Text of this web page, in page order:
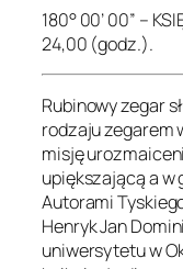
180° 00’ 00” –
24,00 (godz.).
Rubinowy zegar
rodzaju zegarem
misję
upiększającą a w
Autorami
Henryk Jan
uniwersytetu w